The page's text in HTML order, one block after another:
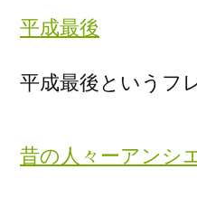
平成最後
平成最後というフ
昔の人々ーアンシ